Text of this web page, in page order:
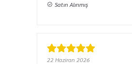
Satın Alınmış
22 Haziran 2026